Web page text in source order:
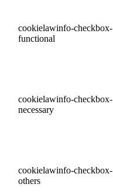
cookielawinfo-checkbox-
functional
cookielawinfo-checkbox-
necessary
cookielawinfo-checkbox-
others